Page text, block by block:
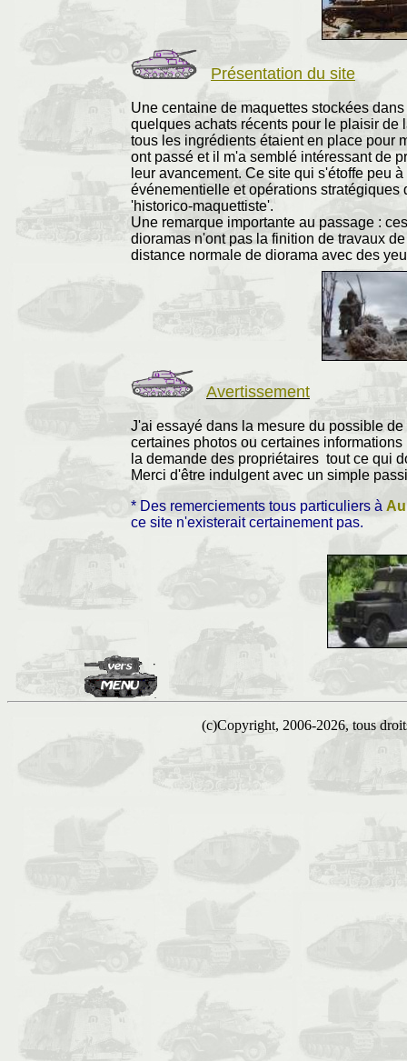
Présentation du site
Une centaine de maquettes stockées
quelques achats récents pour le plaisir de
tous les ingrédients étaient en place pour
ont passé et il m'a semblé intéressant de
leur avancement. Ce site qui s'étoffe peu
événementielle et opérations
'historico-maquettiste'.
Une remarque importante au passage :
dioramas n'ont pas la finition de travaux
distance normale de diorama avec des
Avertissement
J'ai essayé dans la mesure du possible
certaines photos ou certaines
la demande des propriétaires tout ce qui
Merci d'être indulgent avec un simple
* Des remerciements tous particuliers à
ce site n'existerait certainement pas.
(c)Copyright, 2006-2026, tous